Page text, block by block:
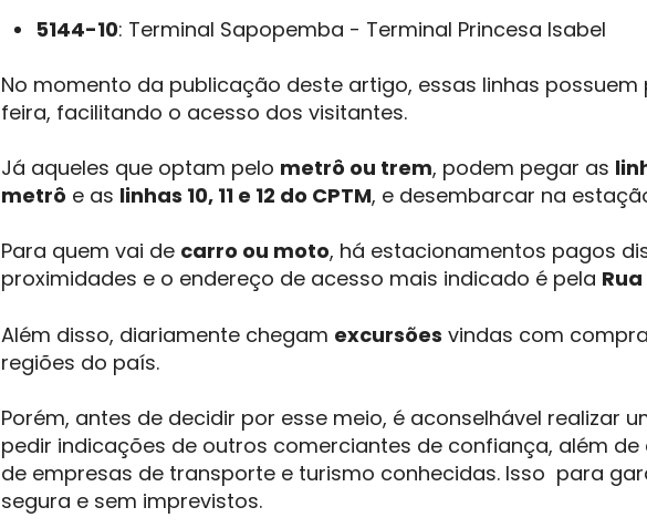
5144-10: Terminal Sapopemba - Terminal Princesa Isabel
No momento da publicação deste artigo, essas linhas
feira, facilitando o acesso dos visitantes.
Já aqueles que optam pelo metrô ou trem, podem pegar as
metrô e as linhas 10, 11 e 12 do CPTM, e desembarcar na
Para quem vai de carro ou moto, há estacionamentos pagos
proximidades e o endereço de acesso mais indicado é pela
Além disso, diariamente chegam excursões vindas com
regiões do país.
Porém, antes de decidir por esse meio, é aconselhável realizar
pedir indicações de outros comerciantes de confiança, além
de empresas de transporte e turismo conhecidas. Isso para
segura e sem imprevistos.